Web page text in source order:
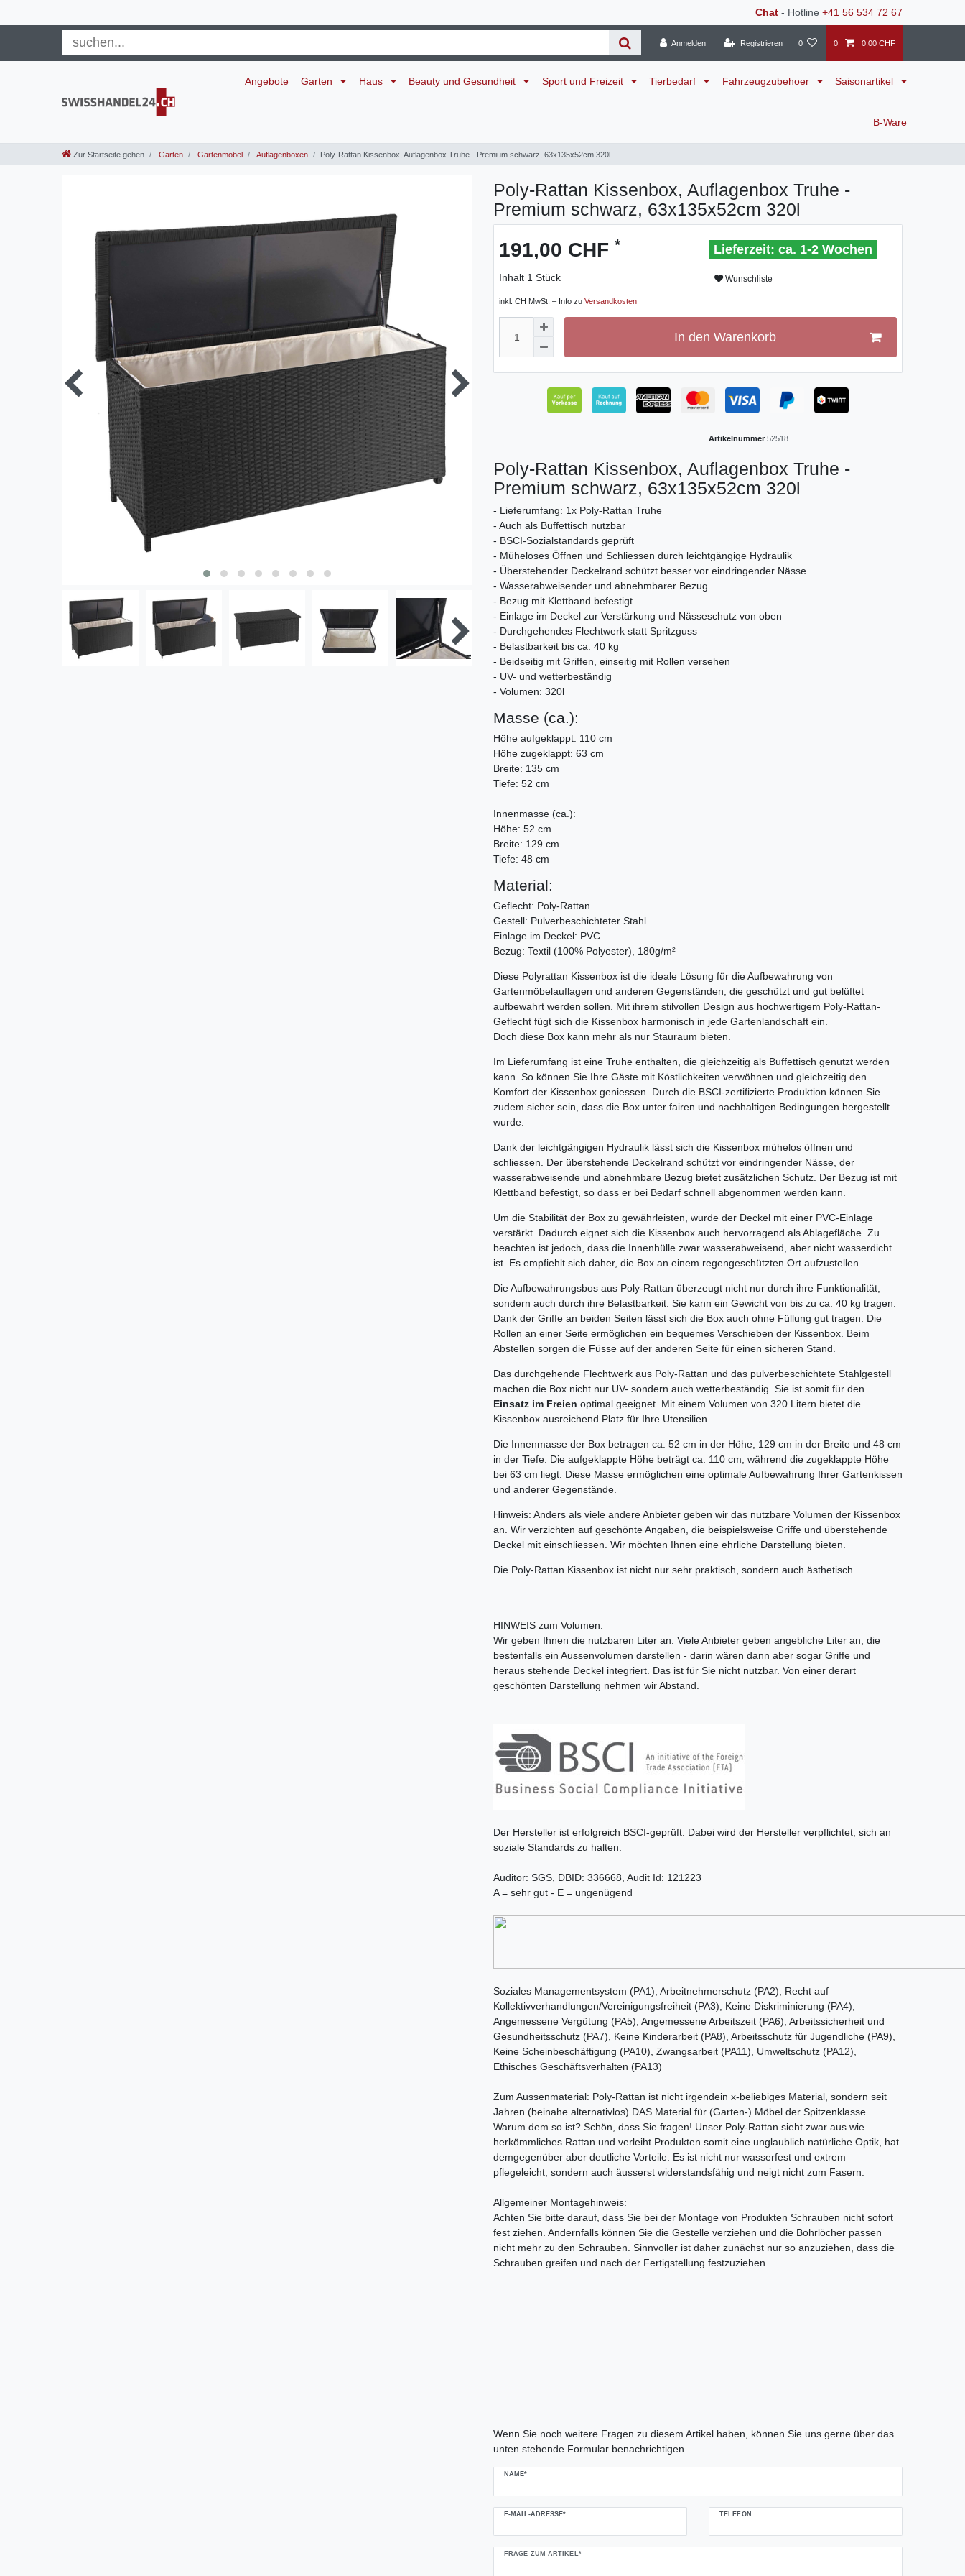
Chat - Hotline +41 56 534 72 67
Anmelden Registrieren 0 0 0,00 CHF
Angebote Garten Haus Beauty und Gesundheit Sport und Freizeit Tierbedarf Fahrzeugzubehoer Saisonartikel
B-Ware
Zur Startseite gehen Garten Gartenmöbel Auflagenboxen Poly-Rattan Kissenbox, Auflagenbox Truhe - Premium schwarz, 63x135x52cm 320l
Poly-Rattan Kissenbox, Auflagenbox Truhe -
Premium schwarz, 63x135x52cm 320l
191,00 CHF *
Inhalt 1 Stück
inkl. CH MwSt. – Info zu Versandkosten
ca. 1-2 Wochen
Wunschliste
In den Warenkorb
Artikelnummer 52518
Poly-Rattan Kissenbox, Auflagenbox Truhe -
Premium schwarz, 63x135x52cm 320l
- Lieferumfang: 1x Poly-Rattan Truhe
- Auch als Buffettisch nutzbar
- BSCI-Sozialstandards geprüft
- Müheloses Öffnen und Schliessen durch leichtgängige Hydraulik
- Überstehender Deckelrand schützt besser vor eindringender Nässe
- Wasserabweisender und abnehmbarer Bezug
- Bezug mit Klettband befestigt
- Einlage im Deckel zur Verstärkung und Nässeschutz von oben
- Durchgehendes Flechtwerk statt Spritzguss
- Belastbarkeit bis ca. 40 kg
- Beidseitig mit Griffen, einseitig mit Rollen versehen
- UV- und wetterbeständig
- Volumen: 320l
Masse (ca.):
Höhe aufgeklappt: 110 cm
Höhe zugeklappt: 63 cm
Breite: 135 cm
Tiefe: 52 cm
Innenmasse (ca.):
Höhe: 52 cm
Breite: 129 cm
Tiefe: 48 cm
Material:
Geflecht: Poly-Rattan
Gestell: Pulverbeschichteter Stahl
Einlage im Deckel: PVC
Bezug: Textil (100% Polyester), 180g/m²
Diese Polyrattan Kissenbox ist die ideale Lösung für die Aufbewahrung von
Gartenmöbelauflagen und anderen Gegenständen, die geschützt und gut belüftet
aufbewahrt werden sollen. Mit ihrem stilvollen Design aus hochwertigem Poly-Rattan-
Geflecht fügt sich die Kissenbox harmonisch in jede Gartenlandschaft ein.
Doch diese Box kann mehr als nur Stauraum bieten.
Im Lieferumfang ist eine Truhe enthalten, die gleichzeitig als Buffettisch genutzt werden
kann. So können Sie Ihre Gäste mit Köstlichkeiten verwöhnen und gleichzeitig den
Komfort der Kissenbox geniessen. Durch die BSCI-zertifizierte Produktion können Sie
zudem sicher sein, dass die Box unter fairen und nachhaltigen Bedingungen hergestellt
wurde.
Dank der leichtgängigen Hydraulik lässt sich die Kissenbox mühelos öffnen und
schliessen. Der überstehende Deckelrand schützt vor eindringender Nässe, der
wasserabweisende und abnehmbare Bezug bietet zusätzlichen Schutz. Der Bezug ist mit
Klettband befestigt, so dass er bei Bedarf schnell abgenommen werden kann.
Um die Stabilität der Box zu gewährleisten, wurde der Deckel mit einer PVC-Einlage
verstärkt. Dadurch eignet sich die Kissenbox auch hervorragend als Ablagefläche. Zu
beachten ist jedoch, dass die Innenhülle zwar wasserabweisend, aber nicht wasserdicht
ist. Es empfiehlt sich daher, die Box an einem regengeschützten Ort aufzustellen.
Die Aufbewahrungsbos aus Poly-Rattan überzeugt nicht nur durch ihre Funktionalität,
sondern auch durch ihre Belastbarkeit. Sie kann ein Gewicht von bis zu ca. 40 kg tragen.
Dank der Griffe an beiden Seiten lässt sich die Box auch ohne Füllung gut tragen. Die
Rollen an einer Seite ermöglichen ein bequemes Verschieben der Kissenbox. Beim
Abstellen sorgen die Füsse auf der anderen Seite für einen sicheren Stand.
Das durchgehende Flechtwerk aus Poly-Rattan und das pulverbeschichtete Stahlgestell
machen die Box nicht nur UV- sondern auch wetterbeständig. Sie ist somit für den
Einsatz im Freien optimal geeignet. Mit einem Volumen von 320 Litern bietet die
Kissenbox ausreichend Platz für Ihre Utensilien.
Die Innenmasse der Box betragen ca. 52 cm in der Höhe, 129 cm in der Breite und 48 cm
in der Tiefe. Die aufgeklappte Höhe beträgt ca. 110 cm, während die zugeklappte Höhe
bei 63 cm liegt. Diese Masse ermöglichen eine optimale Aufbewahrung Ihrer Gartenkissen
und anderer Gegenstände.
Hinweis: Anders als viele andere Anbieter geben wir das nutzbare Volumen der Kissenbox
an. Wir verzichten auf geschönte Angaben, die beispielsweise Griffe und überstehende
Deckel mit einschliessen. Wir möchten Ihnen eine ehrliche Darstellung bieten.
Die Poly-Rattan Kissenbox ist nicht nur sehr praktisch, sondern auch ästhetisch.
HINWEIS zum Volumen:
Wir geben Ihnen die nutzbaren Liter an. Viele Anbieter geben angebliche Liter an, die
bestenfalls ein Aussenvolumen darstellen - darin wären dann aber sogar Griffe und
heraus stehende Deckel integriert. Das ist für Sie nicht nutzbar. Von einer derart
geschönten Darstellung nehmen wir Abstand.
Der Hersteller ist erfolgreich BSCI-geprüft. Dabei wird der Hersteller verpflichtet, sich an
soziale Standards zu halten.
Auditor: SGS, DBID: 336668, Audit Id: 121223
A = sehr gut - E = ungenügend
Soziales Managementsystem (PA1), Arbeitnehmerschutz (PA2), Recht auf
Kollektivverhandlungen/Vereinigungsfreiheit (PA3), Keine Diskriminierung (PA4),
Angemessene Vergütung (PA5), Angemessene Arbeitszeit (PA6), Arbeitssicherheit und
Gesundheitsschutz (PA7), Keine Kinderarbeit (PA8), Arbeitsschutz für Jugendliche (PA9),
Keine Scheinbeschäftigung (PA10), Zwangsarbeit (PA11), Umweltschutz (PA12),
Ethisches Geschäftsverhalten (PA13)
Zum Aussenmaterial: Poly-Rattan ist nicht irgendein x-beliebiges Material, sondern seit
Jahren (beinahe alternativlos) DAS Material für (Garten-) Möbel der Spitzenklasse.
Warum dem so ist? Schön, dass Sie fragen! Unser Poly-Rattan sieht zwar aus wie
herkömmliches Rattan und verleiht Produkten somit eine unglaublich natürliche Optik, hat
demgegenüber aber deutliche Vorteile. Es ist nicht nur wasserfest und extrem
pflegeleicht, sondern auch äusserst widerstandsfähig und neigt nicht zum Fasern.
Allgemeiner Montagehinweis:
Achten Sie bitte darauf, dass Sie bei der Montage von Produkten Schrauben nicht sofort
fest ziehen. Andernfalls können Sie die Gestelle verziehen und die Bohrlöcher passen
nicht mehr zu den Schrauben. Sinnvoller ist daher zunächst nur so anzuziehen, dass die
Schrauben greifen und nach der Fertigstellung festzuziehen.
Wenn Sie noch weitere Fragen zu diesem Artikel haben, können Sie uns gerne über das
unten stehende Formular benachrichtigen.
NAME*
E-MAIL-ADRESSE* TELEFON
FRAGE ZUM ARTIKEL*